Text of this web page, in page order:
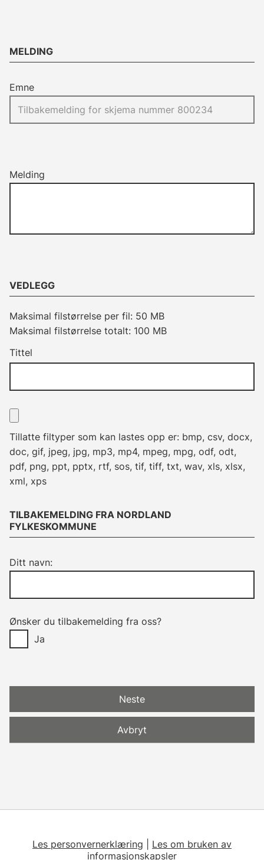
MELDING
Emne
Melding
VEDLEGG
Maksimal filstørrelse per fil: 50 MB
Maksimal filstørrelse totalt: 100 MB
Tittel
Tillatte filtyper som kan lastes opp er: bmp, csv, docx,
doc, gif, jpeg, jpg, mp3, mp4, mpeg, mpg, odf, odt,
pdf, png, ppt, pptx, rtf, sos, tif, tiff, txt, wav, xls, xlsx,
xml, xps
TILBAKEMELDING FRA NORDLAND
FYLKESKOMMUNE
Ditt navn:
Ønsker du tilbakemelding fra oss?
Ja
Avbryt
Neste
Les personvernerklæring
Les om bruken av
informasjonskapsler